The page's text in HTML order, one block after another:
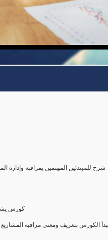
شرح للمبتدئين المهتمين بمراقبة
كورس
الكورس بتعريف ومعنى مراقبة